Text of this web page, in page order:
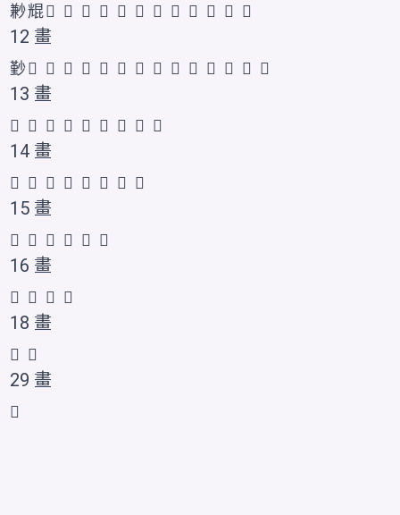
㝺尡𡮞 𡮣 𡮤 𡮟 𡮠 𡮡 𡮢 𡮥 𪨃 𫵆 𫵇 𱚨
12 畫
㝻𡮦 𡮧 𡮨 𡮩 𡮪 𡮫 𡮬 𡮭 𡮮 𡮯 𪨄 𫵈 𫵉 𱚩
13 畫
𡮰 𡮱 𡮲 𡮳 𪨅 𫵊 𫵋 𫵌 𭕌
14 畫
𡮴 𡮵 𡮶 𢇔 𪨆 𰍬 𱚪 𱚫
15 畫
𡮻 𡮷 𡮸 𡮹 𡮺 𤯏
16 畫
𡮼 𡮽 𡮾 𫵍
18 畫
𡮿 𱚬
29 畫
𡯀